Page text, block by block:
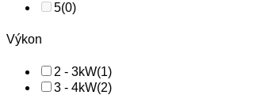
5(0)
Výkon
2 - 3kW(1)
3 - 4kW(2)